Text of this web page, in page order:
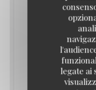
legate ai
QUE FAIRE À
22 JUIN) // LE
17/06/2025
On se fait une